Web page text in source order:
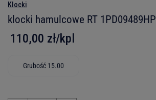
Klocki
klocki hamulcowe RT 1PD09489HP
110,00 zł/kpl
Grubość 15.00